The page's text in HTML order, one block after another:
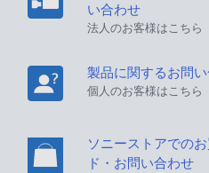
い合わせ
法人のお客様はこちら
製品に関するお問
個人のお客様はこちら
ソニーストアでの
ド・お問い合わせ